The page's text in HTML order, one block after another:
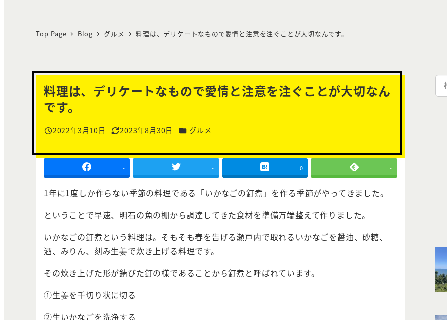
Top Page Blog グルメ 料理は、デリケートなもので愛情と注意を注ぐことが大切なんです。
料理は、デリケートなもので愛情と注意を注ぐことが大切なん
です。
投稿日
2022年3月10日
更新日
2023年8月30日 カテゴリー
グルメ
- - 0 -
1年に1度しか作らない季節の料理である「いかなごの釘煮」を作る季節がやってきました。
ということで早速、明石の魚の棚から調達してきた食材を準備万端整えて作りました。
いかなごの釘煮という料理は。そもそも春を告げる瀬戸内で取れるいかなごを醤油、砂糖、
酒、みりん、刻み生姜で炊き上げる料理です。
その炊き上げた形が錆びた釘の様であることから釘煮と呼ばれています。
①生姜を千切り状に切る
②生いかなごを洗浄する
検
索